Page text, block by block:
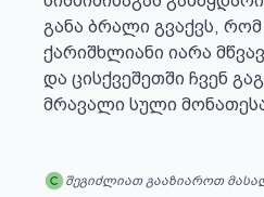
განა ბრალი გვაქვს, რომ
ქარიშხლიანი იარა
და ცისქვეშეთში ჩვენ
მრავალი სული
შეგიძლიათ გააზიაროთ